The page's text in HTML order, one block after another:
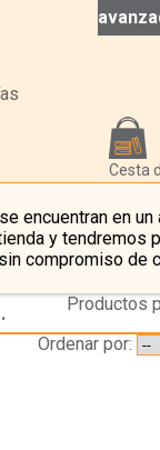
Cesta
encuentran en un
y tendremos
compromiso de
omega
Productos
Ordenar por: